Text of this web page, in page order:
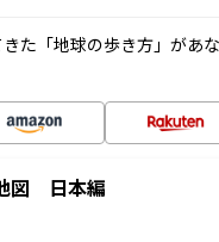
た「地球の歩き方」があ
図 日本編